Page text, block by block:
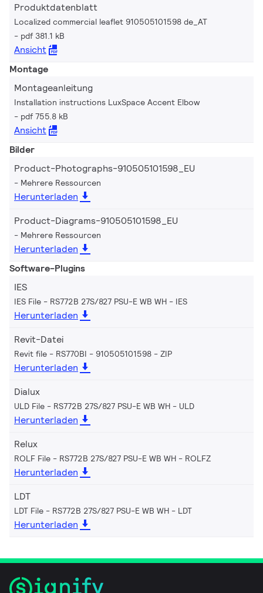
Produktdatenblatt
Localized commercial leaflet 910505101598 de_AT
pdf 381.1 kB
Ansicht
Montage
Montageanleitung
Installation instructions LuxSpace Accent Elbow
pdf 755.8 kB
Ansicht
Bilder
Product-Photographs-910505101598_EU
Mehrere Ressourcen
Herunterladen
Product-Diagrams-910505101598_EU
Mehrere Ressourcen
Herunterladen
Software-Plugins
IES
IES File - RS772B 27S/827 PSU-E WB WH IES
Herunterladen
Revit-Datei
Revit file - RS770BI - 910505101598 ZIP
Herunterladen
Dialux
ULD File - RS772B 27S/827 PSU-E WB WH ULD
Herunterladen
Relux
ROLF File - RS772B 27S/827 PSU-E WB WH ROLFZ
Herunterladen
LDT
LDT File - RS772B 27S/827 PSU-E WB WH LDT
Herunterladen